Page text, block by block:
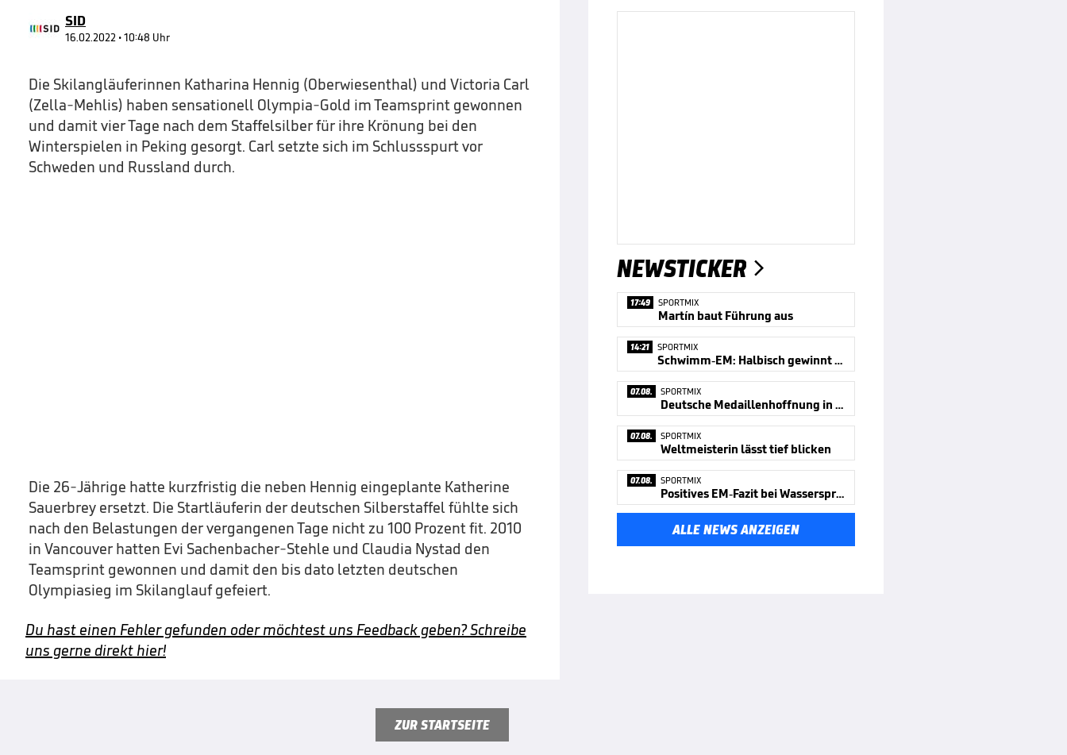
SID
16.02.2022 • 10:48 Uhr
Die Skilangläuferinnen Katharina Hennig (Oberwiesenthal) und Victoria Carl
(Zella-Mehlis) haben sensationell Olympia-Gold im Teamsprint gewonnen
und damit vier Tage nach dem Staffelsilber für ihre Krönung bei den
Winterspielen in Peking gesorgt. Carl setzte sich im Schlussspurt vor
Schweden und Russland durch.
Die 26-Jährige hatte kurzfristig die neben Hennig eingeplante Katherine
Sauerbrey ersetzt. Die Startläuferin der deutschen Silberstaffel fühlte sich
nach den Belastungen der vergangenen Tage nicht zu 100 Prozent fit. 2010
in Vancouver hatten Evi Sachenbacher-Stehle und Claudia Nystad den
Teamsprint gewonnen und damit den bis dato letzten deutschen
Olympiasieg im Skilanglauf gefeiert.
Du hast einen Fehler gefunden oder möchtest uns Feedback geben? Schreibe
uns gerne direkt hier!
NEWSTICKER 
17:49 SPORTMIX
Martín baut Führung aus
14:21 SPORTMIX
Schwimm-EM: Halbisch gewinnt Bronze
07.08. SPORTMIX
Deutsche Medaillenhoffnung in Paris
07.08. SPORTMIX
Weltmeisterin lässt tief blicken
07.08. SPORTMIX
Positives EM-Fazit bei Wasserspringern
ALLE NEWS ANZEIGEN
ZUR STARTSEITE